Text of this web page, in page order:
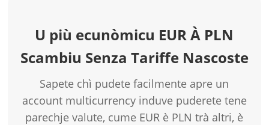
U più ecunòmicu EUR À PLN
Scambiu Senza Tariffe Nascoste
Sapete chì pudete facilmente apre un
account multicurrency induve puderete tene
parechje valute, cume EUR è PLN trà altri, è